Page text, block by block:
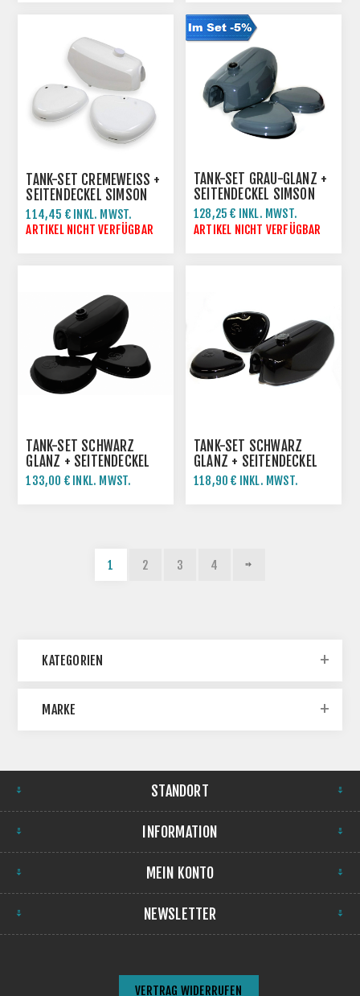
TANK-SET CREMEWEISS + S
EITENDECKEL SIMSON S
51 S70 COMFORT
114,45 € INKL. MWST.
ARTIKEL NICHT VERFÜGBAR
TANK-SET GRAU-GLANZ +
SEITENDECKEL SIMSON
S50 S51
128,25 € INKL. MWST.
135,00 € INKL. MWST.
ARTIKEL NICHT VERFÜGBAR
TANK-SET SCHWARZ
GLANZ + SEITENDECKEL
SIMSON S50 S51
133,00 € INKL. MWST.
TANK-SET SCHWARZ
GLANZ + SEITENDECKEL
SIMSON S50 S51
118,90 € INKL. MWST.
1 2 3 4
KATEGORIEN
MARKE
STANDORT
INFORMATION
MEIN KONTO
NEWSLETTER
VERTRAG WIDERRUFEN